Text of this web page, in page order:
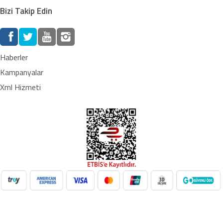
Bizi Takip Edin
Haberler
Kampanyalar
Xml Hizmeti